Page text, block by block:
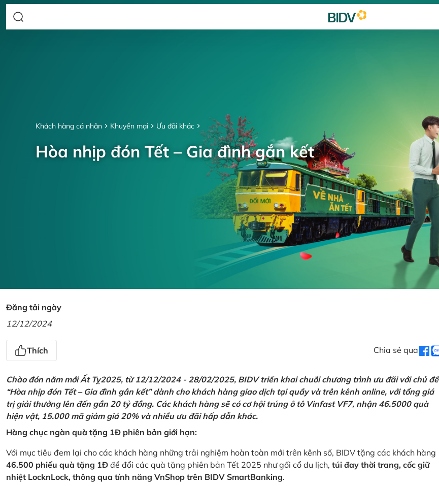
Khách hàng cá nhân Khuyến mại Ưu đãi khác
Hòa nhịp đón Tết – Gia đình gắn kết
Đăng tải ngày
12/12/2024
Thích Chia sẻ qua
Chào đón năm mới Ất Tỵ2025, từ 12/12/2024 - 28/02/2025, BIDV triển khai chuỗi chương trình ưu đãi với chủ đề
“Hòa nhịp đón Tết – Gia đình gắn kết” dành cho khách hàng giao dịch tại quầy và trên kênh online, với tổng giá
trị giải thưởng lên đến gần 20 tỷ đồng. Các khách hàng sẽ có cơ hội trúng ô tô Vinfast VF7, nhận 46.5000 quà
hiện vật, 15.000 mã giảm giá 20% và nhiều ưu đãi hấp dẫn khác.
Hàng chục ngàn quà tặng 1Đ phiên bản giới hạn:
Với mục tiêu đem lại cho các khách hàng những trải nghiệm hoàn toàn mới trên kênh số, BIDV tặng các khách hàng
46.500 phiếu quà tặng 1Đ để đổi các quà tặng phiên bản Tết 2025 như gối cổ du lịch, túi đay thời trang, cốc giữ
nhiệt LocknLock, thông qua tính năng VnShop trên BIDV SmartBanking.